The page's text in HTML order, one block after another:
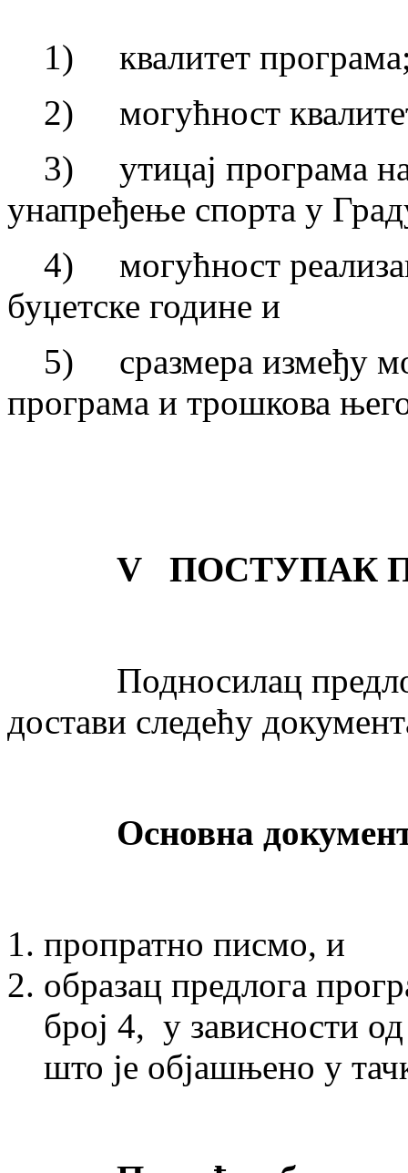
1) квалитет
2) могућност
3) утицај програма на
унапређење спорта у
4) могућност
буџетске године и
5) сразмера између
програма и трошкова
V ПОСТУПАК
Подносилац предлога
достави следећу
Основна
пропратно писмо, и
образац предлога
број 4, у зависности
што је објашњено у